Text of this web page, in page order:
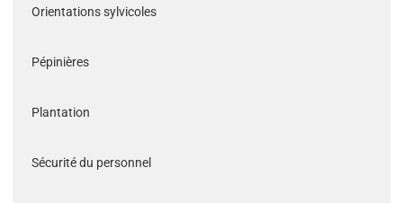
Orientations sylvicoles
Pépinières
Plantation
Sécurité du personnel